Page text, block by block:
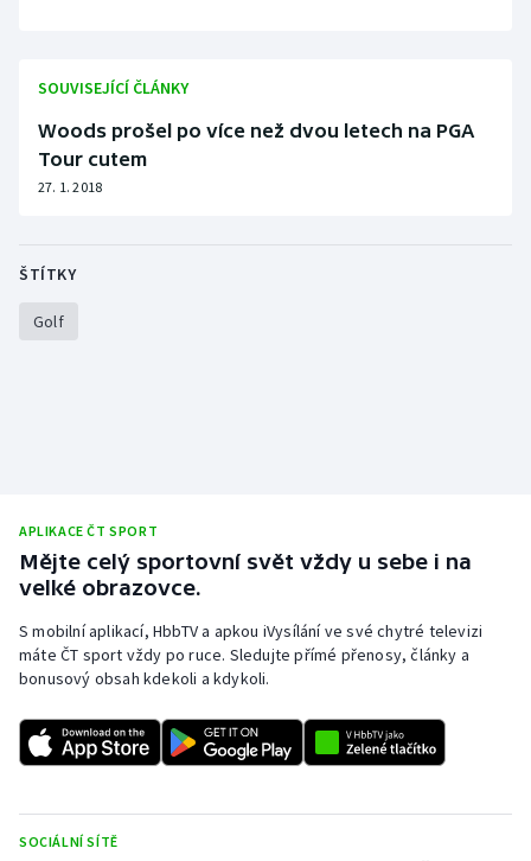
SOUVISEJÍCÍ ČLÁNKY
Woods prošel po více než dvou letech na PGA
Tour cutem
27. 1. 2018
ŠTÍTKY
Golf
APLIKACE ČT SPORT
Mějte celý sportovní svět vždy u sebe i na
velké obrazovce.
S mobilní aplikací, HbbTV a apkou iVysílání ve své chytré televizi
máte ČT sport vždy po ruce. Sledujte přímé přenosy, články a
bonusový obsah kdekoli a kdykoli.
SOCIÁLNÍ SÍTĚ